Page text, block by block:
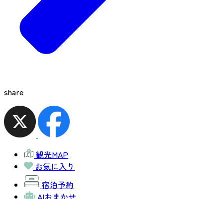
share
観光MAP
お気に入り
宿泊予約
AIおまかせ